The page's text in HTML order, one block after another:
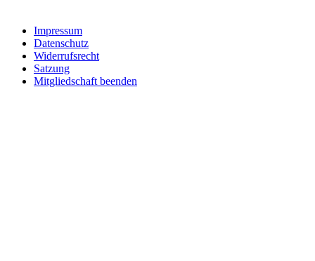
Impressum
Datenschutz
Widerrufsrecht
Satzung
Mitgliedschaft beenden